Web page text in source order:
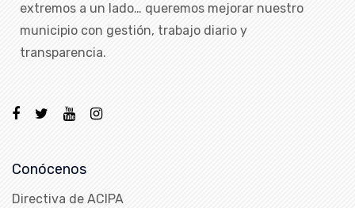
extremos a un lado… queremos mejorar nuestro
municipio con gestión, trabajo diario y
transparencia.
Conócenos
Directiva de ACIPA